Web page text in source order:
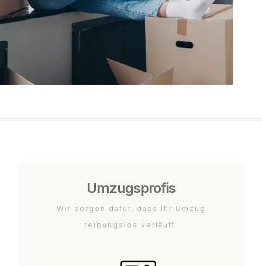
Umzugsprofis
Wir sorgen dafür, dass Ihr Umzug
reibungslos verläuft.